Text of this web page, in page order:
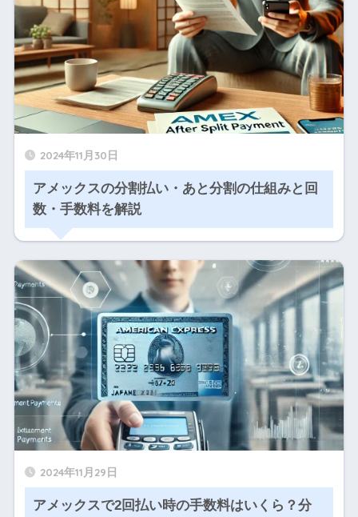
2024年11月30日
アメックスの分割払い・あと分割の仕組みと回
数・手数料を解説
2024年11月29日
アメックスで2回払い時の手数料はいくら？分